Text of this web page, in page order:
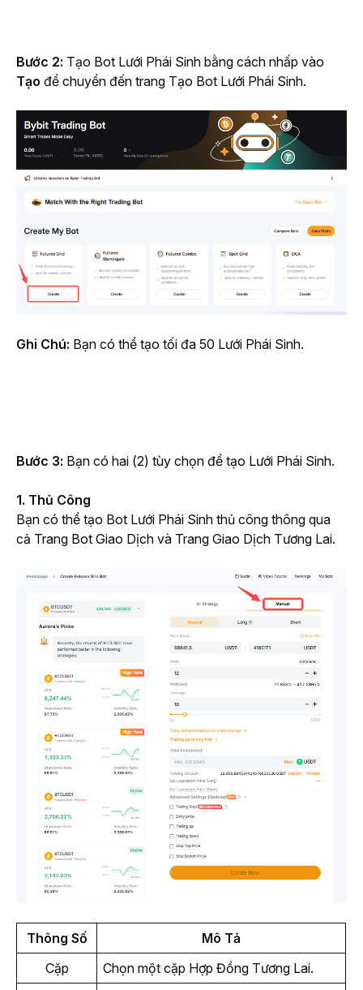
Bước 2:
Tạo để chuyển đến trang Tạo Bot Lưới Phái Sinh.
Ghi Chú: Bạn có thể tạo tối đa 50 Lưới Phái Sinh.
Bước 3: Bạn có hai (2) tùy chọn để tạo Lưới Phái Sinh.
1. Thủ Công
Bạn có thể tạo Bot Lưới Phái Sinh thủ công thông qua
cả Trang Bot Giao Dịch và Trang Giao Dịch Tương Lai.
Thông Số
Mô Tả
Cặp
Chọn một cặp Hợp Đồng Tương Lai.